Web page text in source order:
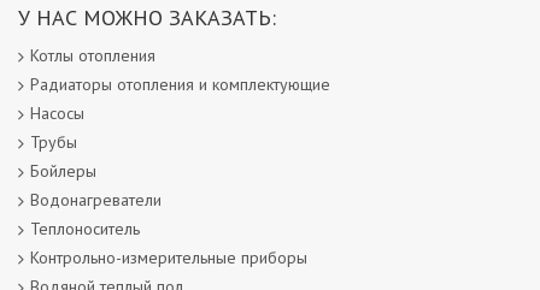
У НАС МОЖНО ЗАКАЗАТЬ:
Котлы отопления
Радиаторы отопления и комплектующие
Насосы
Трубы
Бойлеры
Водонагреватели
Теплоноситель
Контрольно-измерительные приборы